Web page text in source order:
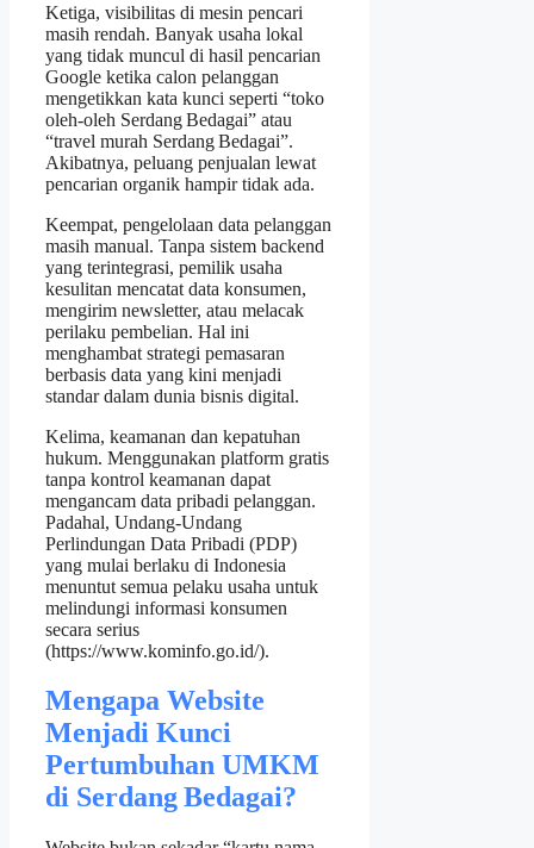
Ketiga, visibilitas di mesin pencari
masih rendah. Banyak usaha lokal
yang tidak muncul di hasil pencarian
Google ketika calon pelanggan
mengetikkan kata kunci seperti “toko
oleh‑oleh Serdang Bedagai” atau
“travel murah Serdang Bedagai”.
Akibatnya, peluang penjualan lewat
pencarian organik hampir tidak ada.
Keempat, pengelolaan data pelanggan
masih manual. Tanpa sistem backend
yang terintegrasi, pemilik usaha
kesulitan mencatat data konsumen,
mengirim newsletter, atau melacak
perilaku pembelian. Hal ini
menghambat strategi pemasaran
berbasis data yang kini menjadi
standar dalam dunia bisnis digital.
Kelima, keamanan dan kepatuhan
hukum. Menggunakan platform gratis
tanpa kontrol keamanan dapat
mengancam data pribadi pelanggan.
Padahal, Undang‑Undang
Perlindungan Data Pribadi (PDP)
yang mulai berlaku di Indonesia
menuntut semua pelaku usaha untuk
melindungi informasi konsumen
secara serius
(https://www.kominfo.go.id/).
Mengapa Website
Menjadi Kunci
Pertumbuhan UMKM
di Serdang Bedagai?